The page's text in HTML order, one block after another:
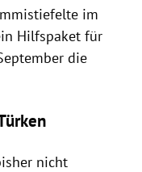
im
Hilfspaket für
die
nicht